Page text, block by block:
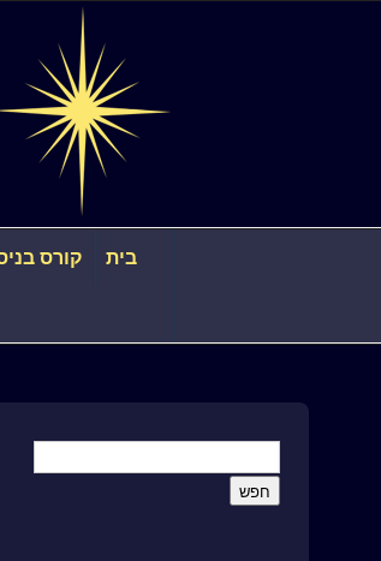
בית קורס